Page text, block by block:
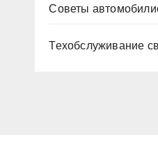
Советы
Техобслуживание